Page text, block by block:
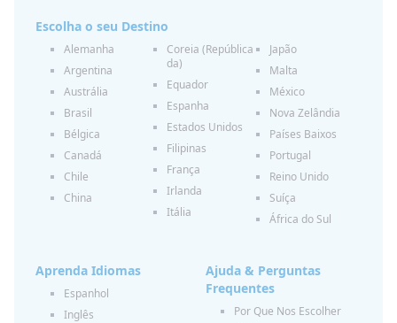
Escolha o seu Destino
Alemanha
Argentina
Austrália
Brasil
Bélgica
Canadá
Chile
China
Coreia (República
da)
Equador
Espanha
Estados Unidos
Filipinas
França
Irlanda
Itália
Japão
Malta
México
Nova Zelândia
Países Baixos
Portugal
Reino Unido
Suíça
África do Sul
Aprenda Idiomas
Espanhol
Inglês
Ajuda & Perguntas
Frequentes
Por Que Nos Escolher